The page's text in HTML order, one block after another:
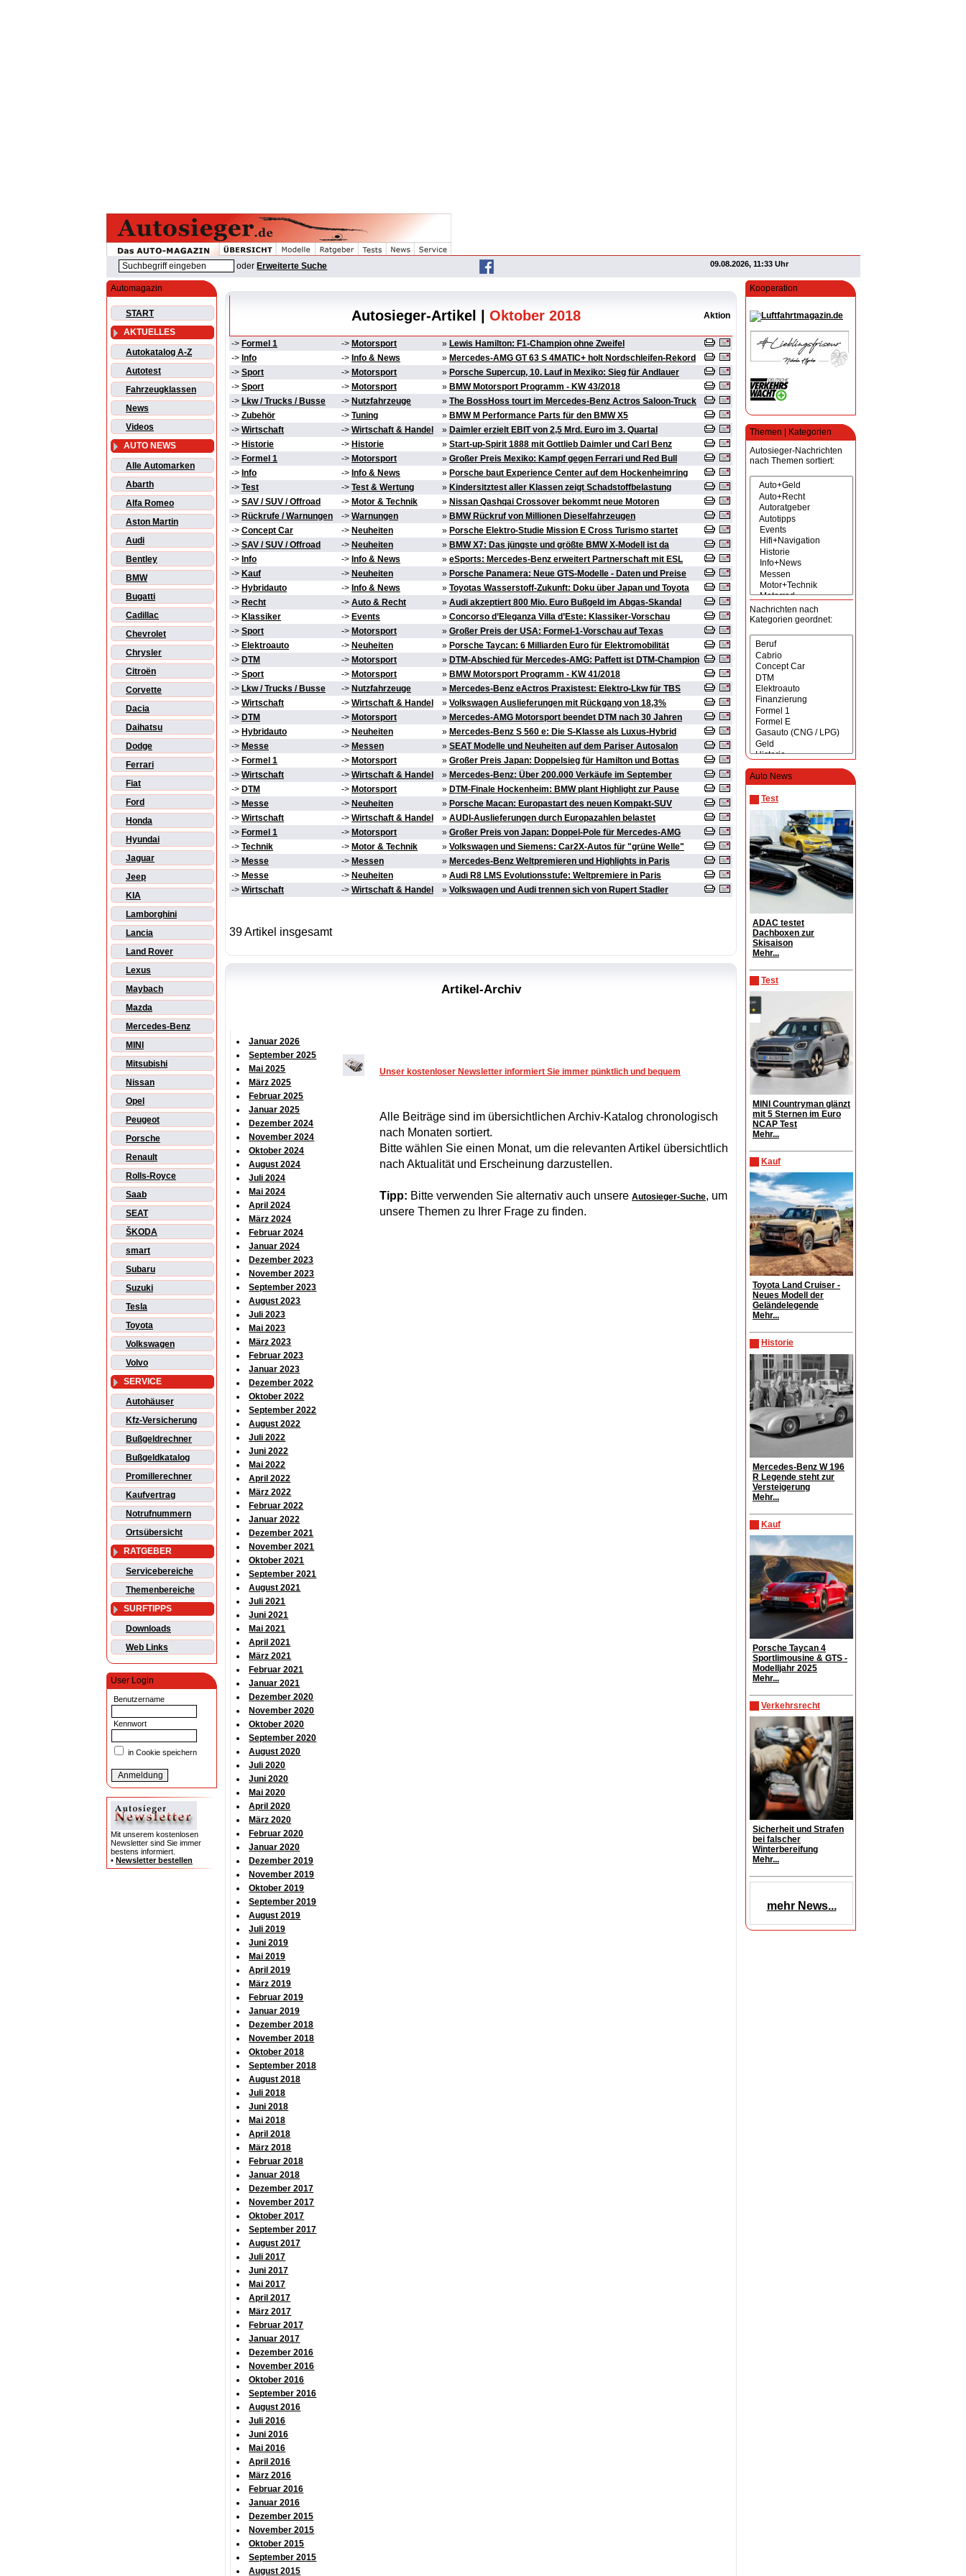
oder Erweiterte Suche 09.08.2026, 11:33 Uhr
Automagazin
START
AKTUELLES
Autokatalog A-Z
Autotest
Fahrzeugklassen
News
Videos
AUTO NEWS
Alle Automarken
Abarth
Alfa Romeo
Aston Martin
Audi
Bentley
BMW
Bugatti
Cadillac
Chevrolet
Chrysler
Citroën
Corvette
Dacia
Daihatsu
Dodge
Ferrari
Fiat
Ford
Honda
Hyundai
Jaguar
Jeep
KIA
Lamborghini
Lancia
Land Rover
Lexus
Maybach
Mazda
Mercedes-Benz
MINI
Mitsubishi
Nissan
Opel
Peugeot
Porsche
Renault
Rolls-Royce
Saab
SEAT
ŠKODA
smart
Subaru
Suzuki
Tesla
Toyota
Volkswagen
Volvo
SERVICE
Autohäuser
Kfz-Versicherung
Bußgeldrechner
Bußgeldkatalog
Promillerechner
Kaufvertrag
Notrufnummern
Ortsübersicht
RATGEBER
Servicebereiche
Themenbereiche
SURFTIPPS
Downloads
Web Links
User Login
Benutzername
Kennwort
in Cookie speichern
Mit unserem kostenlosen
Newsletter sind Sie immer
bestens informiert.
• Newsletter bestellen
Kooperation
Themen | Kategorien
Autosieger-Nachrichten
nach Themen sortiert:
Nachrichten nach
Kategorien geordnet:
Auto News
Test
ADAC testet
Dachboxen zur
Skisaison
Mehr...
Test
MINI Countryman glänzt
mit 5 Sternen im Euro
NCAP Test
Mehr...
Kauf
Toyota Land Cruiser -
Neues Modell der
Geländelegende
Mehr...
Historie
Mercedes-Benz W 196
R Legende steht zur
Versteigerung
Mehr...
Kauf
Porsche Taycan 4
Sportlimousine & GTS -
Modelljahr 2025
Mehr...
Verkehrsrecht
Sicherheit und Strafen
bei falscher
Winterbereifung
Mehr...
mehr News...
Autosieger-Artikel | Oktober 2018 Aktion
-> Formel 1 -> Motorsport » Lewis Hamilton: F1-Champion ohne Zweifel
-> Info -> Info & News » Mercedes-AMG GT 63 S 4MATIC+ holt Nordschleifen-Rekord
-> Sport -> Motorsport » Porsche Supercup, 10. Lauf in Mexiko: Sieg für Andlauer
-> Sport -> Motorsport » BMW Motorsport Programm - KW 43/2018
-> Lkw / Trucks / Busse -> Nutzfahrzeuge » The BossHoss tourt im Mercedes-Benz Actros Saloon-Truck
-> Zubehör -> Tuning » BMW M Performance Parts für den BMW X5
-> Wirtschaft -> Wirtschaft & Handel » Daimler erzielt EBIT von 2,5 Mrd. Euro im 3. Quartal
-> Historie -> Historie » Start-up-Spirit 1888 mit Gottlieb Daimler und Carl Benz
-> Formel 1 -> Motorsport » Großer Preis Mexiko: Kampf gegen Ferrari und Red Bull
-> Info -> Info & News » Porsche baut Experience Center auf dem Hockenheimring
-> Test -> Test & Wertung » Kindersitztest aller Klassen zeigt Schadstoffbelastung
-> SAV / SUV / Offroad -> Motor & Technik » Nissan Qashqai Crossover bekommt neue Motoren
-> Rückrufe / Warnungen -> Warnungen » BMW Rückruf von Millionen Dieselfahrzeugen
-> Concept Car -> Neuheiten » Porsche Elektro-Studie Mission E Cross Turismo startet
-> SAV / SUV / Offroad -> Neuheiten » BMW X7: Das jüngste und größte BMW X-Modell ist da
-> Info -> Info & News » eSports: Mercedes-Benz erweitert Partnerschaft mit ESL
-> Kauf -> Neuheiten » Porsche Panamera: Neue GTS-Modelle - Daten und Preise
-> Hybridauto -> Info & News » Toyotas Wasserstoff-Zukunft: Doku über Japan und Toyota
-> Recht -> Auto & Recht » Audi akzeptiert 800 Mio. Euro Bußgeld im Abgas-Skandal
-> Klassiker -> Events » Concorso d’Eleganza Villa d’Este: Klassiker-Vorschau
-> Sport -> Motorsport » Großer Preis der USA: Formel-1-Vorschau auf Texas
-> Elektroauto -> Neuheiten » Porsche Taycan: 6 Milliarden Euro für Elektromobilität
-> DTM -> Motorsport » DTM-Abschied für Mercedes-AMG: Paffett ist DTM-Champion
-> Sport -> Motorsport » BMW Motorsport Programm - KW 41/2018
-> Lkw / Trucks / Busse -> Nutzfahrzeuge » Mercedes-Benz eActros Praxistest: Elektro-Lkw für TBS
-> Wirtschaft -> Wirtschaft & Handel » Volkswagen Auslieferungen mit Rückgang von 18,3%
-> DTM -> Motorsport » Mercedes-AMG Motorsport beendet DTM nach 30 Jahren
-> Hybridauto -> Neuheiten » Mercedes-Benz S 560 e: Die S-Klasse als Luxus-Hybrid
-> Messe -> Messen » SEAT Modelle und Neuheiten auf dem Pariser Autosalon
-> Formel 1 -> Motorsport » Großer Preis Japan: Doppelsieg für Hamilton und Bottas
-> Wirtschaft -> Wirtschaft & Handel » Mercedes-Benz: Über 200.000 Verkäufe im September
-> DTM -> Motorsport » DTM-Finale Hockenheim: BMW plant Highlight zur Pause
-> Messe -> Neuheiten » Porsche Macan: Europastart des neuen Kompakt-SUV
-> Wirtschaft -> Wirtschaft & Handel » AUDI-Auslieferungen durch Europazahlen belastet
-> Formel 1 -> Motorsport » Großer Preis von Japan: Doppel-Pole für Mercedes-AMG
-> Technik -> Motor & Technik » Volkswagen und Siemens: Car2X-Autos für "grüne Welle"
-> Messe -> Messen » Mercedes-Benz Weltpremieren und Highlights in Paris
-> Messe -> Neuheiten » Audi R8 LMS Evolutionsstufe: Weltpremiere in Paris
-> Wirtschaft -> Wirtschaft & Handel » Volkswagen und Audi trennen sich von Rupert Stadler
39 Artikel insgesamt
Artikel-Archiv
Januar 2026
September 2025
Mai 2025
März 2025
Februar 2025
Januar 2025
Dezember 2024
November 2024
Oktober 2024
August 2024
Juli 2024
Mai 2024
April 2024
März 2024
Februar 2024
Januar 2024
Dezember 2023
November 2023
September 2023
August 2023
Juli 2023
Mai 2023
März 2023
Februar 2023
Januar 2023
Dezember 2022
Oktober 2022
September 2022
August 2022
Juli 2022
Juni 2022
Mai 2022
April 2022
März 2022
Februar 2022
Januar 2022
Dezember 2021
November 2021
Oktober 2021
September 2021
August 2021
Juli 2021
Juni 2021
Mai 2021
April 2021
März 2021
Februar 2021
Januar 2021
Dezember 2020
November 2020
Oktober 2020
September 2020
August 2020
Juli 2020
Juni 2020
Mai 2020
April 2020
März 2020
Februar 2020
Januar 2020
Dezember 2019
November 2019
Oktober 2019
September 2019
August 2019
Juli 2019
Juni 2019
Mai 2019
April 2019
März 2019
Februar 2019
Januar 2019
Dezember 2018
November 2018
Oktober 2018
September 2018
August 2018
Juli 2018
Juni 2018
Mai 2018
April 2018
März 2018
Februar 2018
Januar 2018
Dezember 2017
November 2017
Oktober 2017
September 2017
August 2017
Juli 2017
Juni 2017
Mai 2017
April 2017
März 2017
Februar 2017
Januar 2017
Dezember 2016
November 2016
Oktober 2016
September 2016
August 2016
Juli 2016
Juni 2016
Mai 2016
April 2016
März 2016
Februar 2016
Januar 2016
Dezember 2015
November 2015
Oktober 2015
September 2015
August 2015
Unser kostenloser Newsletter informiert Sie immer pünktlich und bequem
Alle Beiträge sind im übersichtlichen Archiv-Katalog chronologisch
nach Monaten sortiert.
Bitte wählen Sie einen Monat, um die relevanten Artikel übersichtlich
nach Aktualität und Erscheinung darzustellen.
Tipp: Bitte verwenden Sie alternativ auch unsere Autosieger-Suche, um
unsere Themen zu Ihrer Frage zu finden.